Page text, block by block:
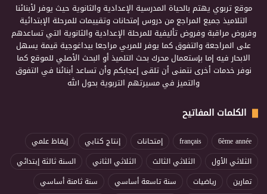
موقع تربوي يهتم بالحياة المدرسية الإعدادية والثانوية حيث يوفر لأبنائنا
التلاميذ جميع المراجع من دروس إمتحانات وتقييمات للمرحلة الإبتدائية
وفروض مراقبة وفروض تأليفية للمرحلة الإعدادية والثانوية التي تساعدهم
على المراجعة والتفوق كما يوفر للمربي مراجعا بيداغوجية قيمة يسهل
الابحار فيه إما بإستعمال محرك بحث التلميذ أو البحث الأصلي للموقع كما
نوفر خدمات أخرى نتمنى أن تلقى إعجابكم وأن تساعد أبنائنا في التفوق
والتميز في مسيرتهم التربوية بحول الله
الكلمات المفاتيح
6ème année
français إمتحانات إنتاج كتابي
إيقاظ علمي
الثلاثي الأول
الثلاثي الثالث الثلاثي الثاني
السنة ثالثة إبتدائي
تمارين
رياضيات سنة تاسعة أساسي سنة ثامنة أساسي